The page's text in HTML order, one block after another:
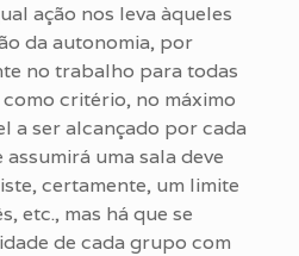
ação nos leva àqueles
da autonomia, por
no trabalho para todas
como critério, no máximo
a ser alcançado por cada
uma sala deve
certamente, um limite
etc., mas há que se
de cada grupo com